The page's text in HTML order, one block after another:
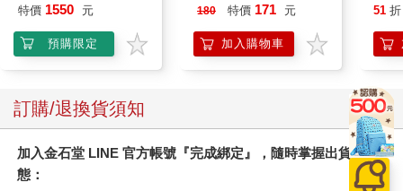
特價 1550 元
預購限定
180 特價 171 元
加入購物車
51 折
訂購/退換貨須知
加入金石堂 LINE 官方帳號『完成綁定』，隨時掌握出貨動
態：